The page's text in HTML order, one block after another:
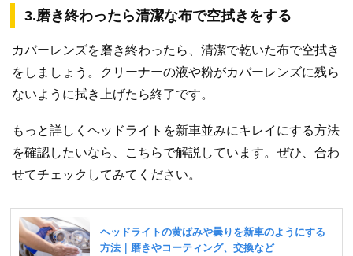
3.磨き終わったら清潔な布で空拭きをする
カバーレンズを磨き終わったら、清潔で乾いた布で空拭き
をしましょう。クリーナーの液や粉がカバーレンズに残ら
ないように拭き上げたら終了です。
もっと詳しくヘッドライトを新車並みにキレイにする方法
を確認したいなら、こちらで解説しています。ぜひ、合わ
せてチェックしてみてください。